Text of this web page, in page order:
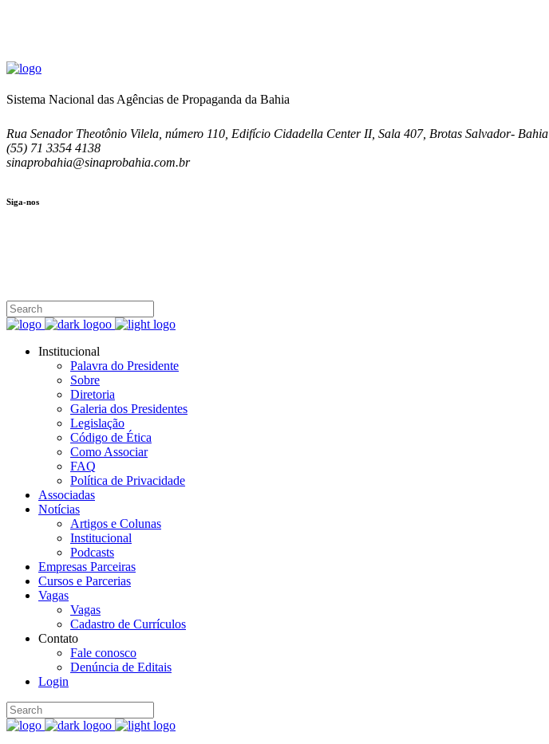
Sistema Nacional das Agências de Propaganda da Bahia
Rua Senador Theotônio Vilela, número 110, Edifício Cidadella Center II, Sala 407, Brotas Salvador- Bahia
(55) 71 3354 4138
sinaprobahia@sinaprobahia.com.br
Siga-nos
Institucional
Palavra do Presidente
Sobre
Diretoria
Galeria dos Presidentes
Legislação
Código de Ética
Como Associar
FAQ
Política de Privacidade
Associadas
Notícias
Artigos e Colunas
Institucional
Podcasts
Empresas Parceiras
Cursos e Parcerias
Vagas
Vagas
Cadastro de Currículos
Contato
Fale conosco
Denúncia de Editais
Login